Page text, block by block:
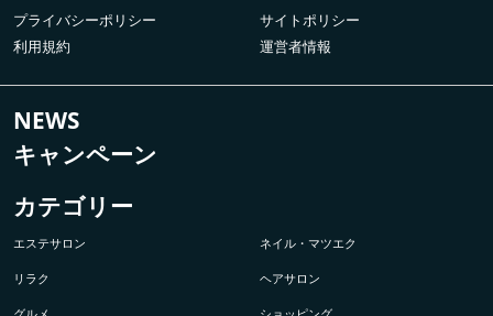
プライバシーポリシー
サイトポリシー
利用規約
運営者情報
NEWS
キャンペーン
カテゴリー
エステサロン ネイル・マツエク
リラク ヘアサロン